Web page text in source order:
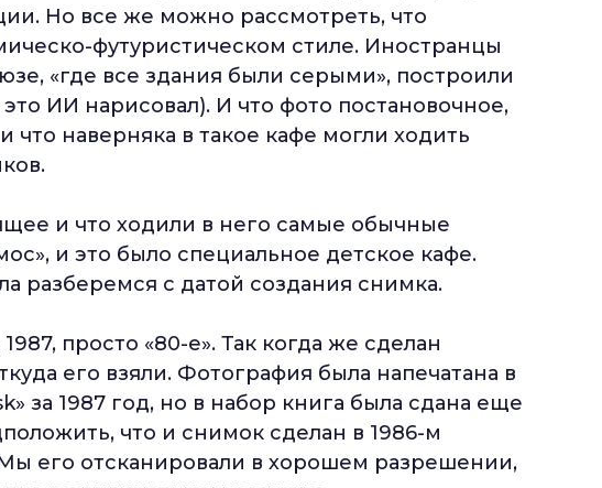
Но все же можно рассмотреть, что
футуристическом стиле. Иностранцы
«где все здания были серыми», построили
ИИ нарисовал). И что фото постановочное,
что наверняка в такое кафе могли ходить
и что ходили в него самые обычные
и это было специальное детское кафе.
разберемся с датой создания снимка.
просто «80-е». Так когда же сделан
его взяли. Фотография была напечатана в
за 1987 год, но в набор книга была сдана еще
что и снимок сделан в 1986-м
его отсканировали в хорошем разрешении,